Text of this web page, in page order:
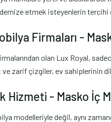
etmek isteyenlerin tercihi
Firmaları -
olan Lux Royal,
zarif çizgiler, ev sahiplerinin
Hizmeti - Masko İç
modelleriyle değil, aynı